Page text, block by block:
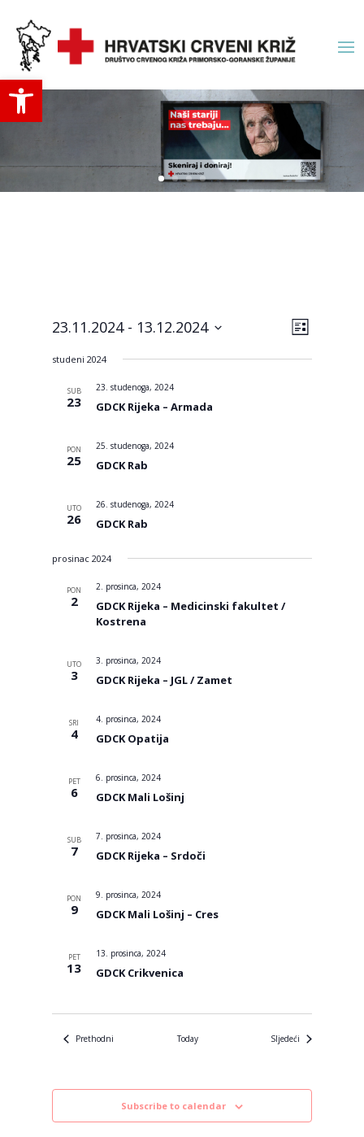
Open toolbar
List
23.11.2024 - 13.12.2024
datum.
studeni 2024
SUB
23
23. studenoga, 2024
GDCK Rijeka – Armada
PON
25
25. studenoga, 2024
GDCK Rab
UTO
26
26. studenoga, 2024
GDCK Rab
prosinac 2024
PON
2
2. prosinca, 2024
GDCK Rijeka – Medicinski fakultet /
Kostrena
UTO
3
3. prosinca, 2024
GDCK Rijeka – JGL / Zamet
SRI
4
4. prosinca, 2024
GDCK Opatija
PET
6
6. prosinca, 2024
GDCK Mali Lošinj
SUB
7
7. prosinca, 2024
GDCK Rijeka – Srdoči
PON
9
9. prosinca, 2024
GDCK Mali Lošinj – Cres
PET
13
13. prosinca, 2024
GDCK Crikvenica
Prethodni Today SljedećiDogađanja
Subscribe to calendar